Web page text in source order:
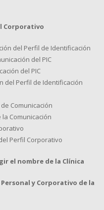
Corporativo
del Perfil de Identificación
del PIC
del PIC
del Perfil de Identificación
Comunicación
Comunicación
Perfil Corporativo
el nombre de la Clínica
y Corporativo de la